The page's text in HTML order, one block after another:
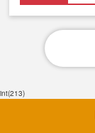
int(213)